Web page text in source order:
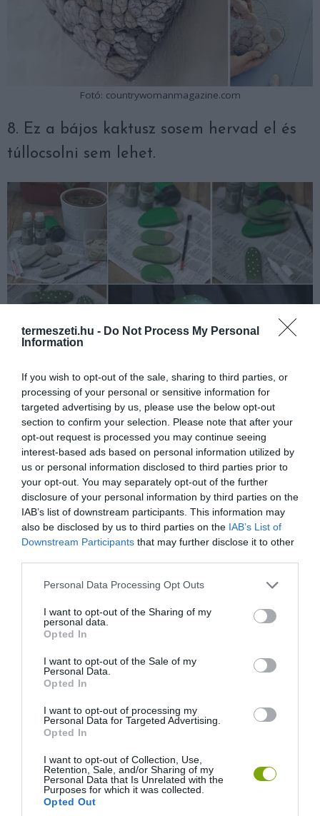
termeszeti.hu - Do Not Process My Personal
Information
If you wish to opt-out of the sale, sharing to third parties, or
processing of your personal or sensitive information for
targeted advertising by us, please use the below opt-out
section to confirm your selection. Please note that after your
opt-out request is processed you may continue seeing
interest-based ads based on personal information utilized by
us or personal information disclosed to third parties prior to
your opt-out. You may separately opt-out of the further
disclosure of your personal information by third parties on the
IAB’s list of downstream participants. This information may
also be disclosed by us to third parties on the IAB’s List of
Downstream Participants that may further disclose it to other
Please note that this website/app uses one or more Google
not limited to your visit or usage behaviour. You may click to
grant or deny consent to Google and its third-party tags to
use your data for below specified purposes in below Google
consent section.
Personal Data Processing Opt Outs
I want to opt-out of the Sharing of my
personal data.
Opted In
I want to opt-out of the Sale of my
Personal Data.
Opted In
I want to opt-out of processing my
Personal Data for Targeted Advertising.
Opted In
I want to opt-out of Collection, Use,
Retention, Sale, and/or Sharing of my
Personal Data that Is Unrelated with the
Purposes for which it was collected.
Opted Out
Fotó: countrywomanmagazine.com
8. Ez a bájos kaktusz sosem hervad el és
túllocsolni sem lehet.
Fotó: craftberrybush.com
9. A nyári mezítlábas séták emlékét őrzi a